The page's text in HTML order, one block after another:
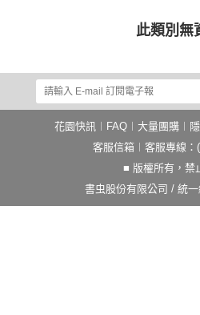
此類別無
花園快訊 FAQ 大量團購
客服信箱 ︱客服專線
■ 版權所有，禁
書虫股份有限公司 / 統